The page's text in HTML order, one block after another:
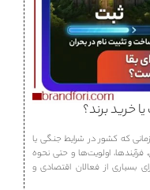
خرید برند؟
که کشور در شرایط جنگی یا
فرآیندها، اولویت‌ها و حتی نحوه
بسیاری از فعالان اقتصادی و